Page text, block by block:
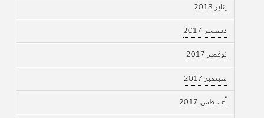
يناير 2018
ديسمبر 2017
نوفمبر 2017
سبتمبر 2017
أغسطس 2017